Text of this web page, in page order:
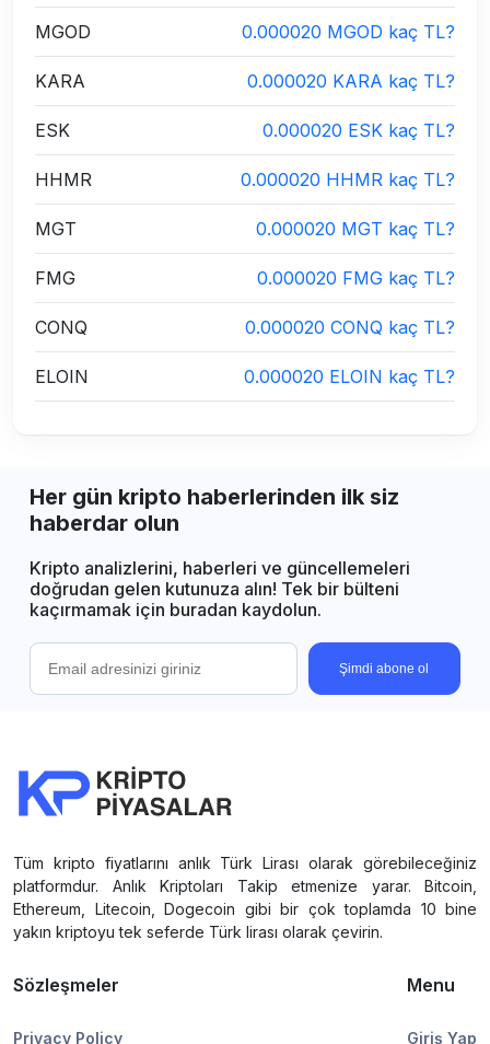
MGOD 0.000020 MGOD kaç TL?
KARA 0.000020 KARA kaç TL?
ESK 0.000020 ESK kaç TL?
HHMR 0.000020 HHMR kaç TL?
MGT 0.000020 MGT kaç TL?
FMG 0.000020 FMG kaç TL?
CONQ 0.000020 CONQ kaç TL?
ELOIN 0.000020 ELOIN kaç TL?
Her gün kripto haberlerinden ilk siz
haberdar olun
Kripto analizlerini, haberleri ve güncellemeleri
doğrudan gelen kutunuza alın! Tek bir bülteni
kaçırmamak için buradan kaydolun.
Şimdi abone ol
Tüm kripto fiyatlarını anlık Türk Lirası olarak görebileceğiniz
platformdur. Anlık Kriptoları Takip etmenize yarar. Bitcoin,
Ethereum, Litecoin, Dogecoin gibi bir çok toplamda 10 bine
yakın kriptoyu tek seferde Türk lirası olarak çevirin.
Sözleşmeler
Privacy Policy
Menu
Giriş Yap